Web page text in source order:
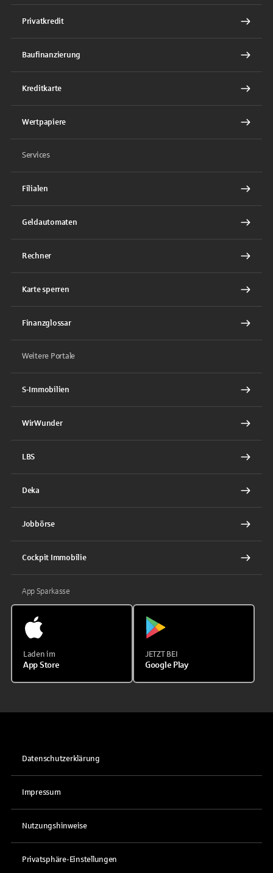
Privatkredit
Baufinanzierung
Kreditkarte
Wertpapiere
Services
Filialen
Geldautomaten
Rechner
Karte sperren
Finanzglossar
Weitere Portale
S-Immobilien
WirWunder
LBS
Deka
Jobbörse
Cockpit Immobilie
App Sparkasse
Laden im
App Store
JETZT BEI
Google Play
Datenschutzerklärung
Impressum
Nutzungshinweise
Privatsphäre-Einstellungen